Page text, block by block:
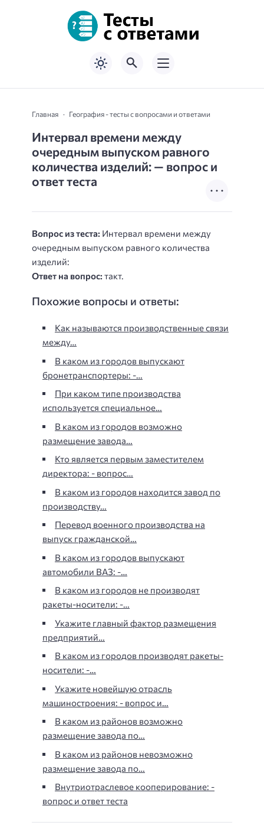
Главная География - тесты с вопросами и ответами
Интервал времени между
очередным выпуском равного
количества изделий: — вопрос и
ответ теста
Вопрос из теста: Интервал времени между
очередным выпуском равного количества
изделий:
Ответ на вопрос: такт.
Похожие вопросы и ответы:
Как называются производственные связи
между…
В каком из городов выпускают
бронетранспортеры: -…
При каком типе производства
используется специальное…
В каком из городов возможно
размещение завода…
Кто является первым заместителем
директора: - вопрос…
В каком из городов находится завод по
производству…
Перевод военного производства на
выпуск гражданской…
В каком из городов выпускают
автомобили ВАЗ: -…
В каком из городов не производят
ракеты-носители: -…
Укажите главный фактор размещения
предприятий…
В каком из городов производят ракеты-
носители: -…
Укажите новейшую отрасль
машиностроения: - вопрос и…
В каком из районов возможно
размещение завода по…
В каком из районов невозможно
размещение завода по…
Внутриотраслевое кооперирование: -
вопрос и ответ теста